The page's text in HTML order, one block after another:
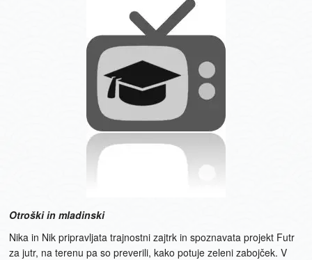
Otroški in mladinski
Nika in Nik pripravljata trajnostni zajtrk in spoznavata projekt Futr
za jutr, na terenu pa so preverili, kako potuje zeleni zabojček. V